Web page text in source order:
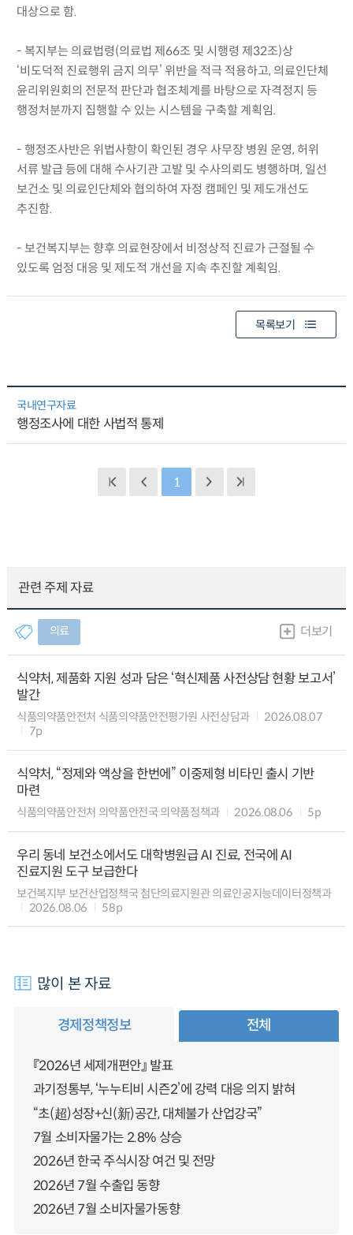
대상으로 함.
- 복지부는 의료법령(의료법 제66조 및 시행령 제32조)상
‘비도덕적 진료행위 금지 의무’ 위반을 적극 적용하고, 의료인단체
윤리위원회의 전문적 판단과 협조체계를 바탕으로 자격정지 등
행정처분까지 집행할 수 있는 시스템을 구축할 계획임.
- 행정조사반은 위법사항이 확인된 경우 사무장 병원 운영, 허위
서류 발급 등에 대해 수사기관 고발 및 수사의뢰도 병행하며, 일선
보건소 및 의료인단체와 협의하여 자정 캠페인 및 제도개선도
추진함.
- 보건복지부는 향후 의료현장에서 비정상적 진료가 근절될 수
있도록 엄정 대응 및 제도적 개선을 지속 추진할 계획임.
목록보기
국내연구자료
행정조사에 대한 사법적 통제
1
관련 주제 자료
의료 더보기
식약처, 제품화 지원 성과 담은 ‘혁신제품 사전상담 현황 보고서’
발간
식품의약품안전처 식품의약품안전평가원 사전상담과
2026.08.07
7p
식약처, “정제와 액상을 한번에” 이중제형 비타민 출시 기반
마련
식품의약품안전처 의약품안전국 의약품정책과 2026.08.06 5p
우리 동네 보건소에서도 대학병원급 AI 진료, 전국에 AI
진료지원 도구 보급한다
보건복지부 보건산업정책국 첨단의료지원관 의료인공지능데이터정책과
2026.08.06
58p
많이 본 자료
경제정책정보 전체
『2026년 세제개편안』 발표
과기정통부, ‘누누티비 시즌2’에 강력 대응 의지 밝혀
“초(超)성장+신(新)공간, 대체불가 산업강국”
7월 소비자물가는 2.8% 상승
2026년 한국 주식시장 여건 및 전망
2026년 7월 수출입 동향
2026년 7월 소비자물가동향